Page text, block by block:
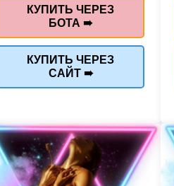
КУПИТЬ ЧЕРЕЗ
БОТА ➠
КУПИТЬ ЧЕРЕЗ
САЙТ ➠